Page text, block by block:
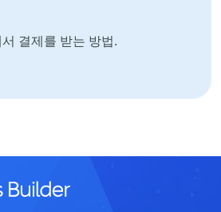
결제를 받는 방법.